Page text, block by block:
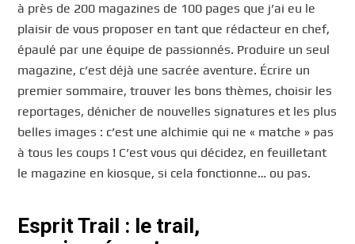
à près de 200 magazines de 100 pages que j’ai eu le
plaisir de vous proposer en tant que rédacteur en chef,
épaulé par une équipe de passionnés. Produire un seul
magazine, c’est déjà une sacrée aventure. Écrire un
premier sommaire, trouver les bons thèmes, choisir les
reportages, dénicher de nouvelles signatures et les plus
belles images : c’est une alchimie qui ne « matche » pas
à tous les coups ! C’est vous qui décidez, en feuilletant
le magazine en kiosque, si cela fonctionne… ou pas.
Esprit Trail : le trail,